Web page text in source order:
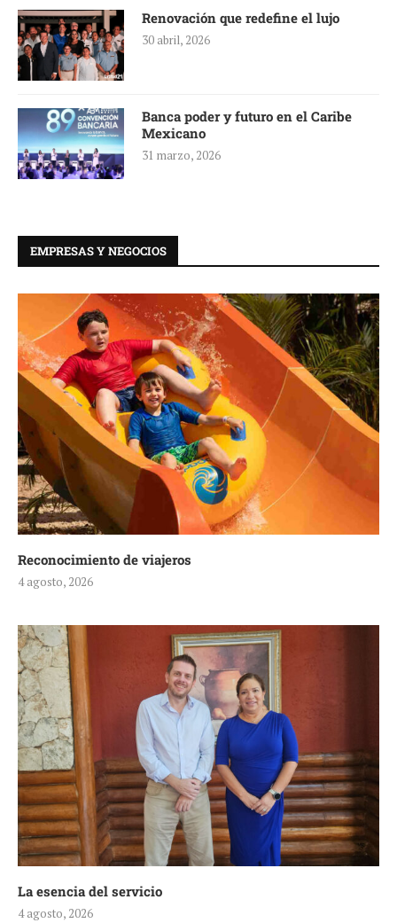
Renovación que redefine el lujo
30 abril, 2026
Banca poder y futuro en el Caribe
Mexicano
31 marzo, 2026
EMPRESAS Y NEGOCIOS
Reconocimiento de viajeros
4 agosto, 2026
La esencia del servicio
4 agosto, 2026